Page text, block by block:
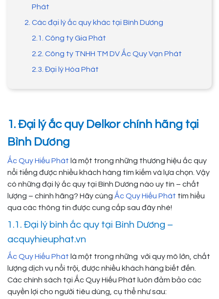
Phát
2. Các đại lý ắc quy khác tại Bình Dương
2.1. Công ty Gia Phát
2.2. Công ty TNHH TM DV Ắc Quy Vạn Phát
2.3. Đại lý Hòa Phát
1. Đại lý ắc quy Delkor chính hãng tại
Bình Dương
Ắc Quy Hiếu Phát là một trong những thương hiệu ắc quy
nổi tiếng được nhiều khách hàng tìm kiếm và lựa chọn. Vậy
có những đại lý ắc quy tại Bình Dương nào uy tín – chất
lượng – chính hãng? Hãy cùng Ắc Quy Hiếu Phát tìm hiểu
qua các thông tin được cung cấp sau đây nhé!
1.1. Đại lý bình ắc quy tại Bình Dương –
acquyhieuphat.vn
Ắc Quy Hiếu Phát là một trong những với quy mô lớn, chất
lượng dịch vụ nổi trội, được nhiều khách hàng biết đến.
Các chính sách tại Ắc Quy Hiếu Phát luôn đảm bảo các
quyền lợi cho người tiêu dùng, cụ thể như sau: